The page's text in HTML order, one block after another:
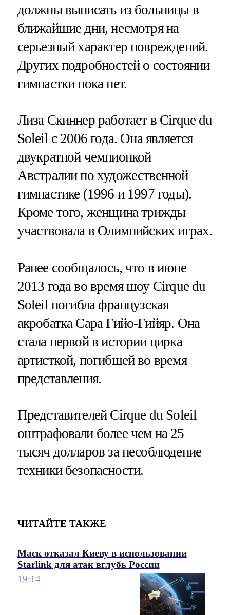
должны выписать из больницы в
ближайшие дни, несмотря на
серьезный характер повреждений.
Других подробностей о состоянии
гимнастки пока нет.
Лиза Скиннер работает в Cirque du
Soleil с 2006 года. Она является
двукратной чемпионкой
Австралии по художественной
гимнастике (1996 и 1997 годы).
Кроме того, женщина трижды
участвовала в Олимпийских играх.
Ранее сообщалось, что в июне
2013 года во время шоу Cirque du
Soleil погибла французская
акробатка Сара Гийо-Гийяр. Она
стала первой в истории цирка
артисткой, погибшей во время
представления.
Представителей Cirque du Soleil
оштрафовали более чем на 25
тысяч долларов за несоблюдение
техники безопасности.
ЧИТАЙТЕ ТАКЖЕ
Маск отказал Киеву в использовании
Starlink для атак вглубь России
19:14